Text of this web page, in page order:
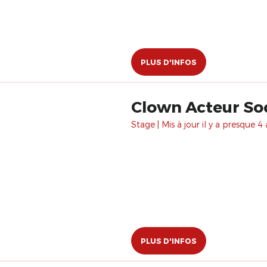
PLUS D'INFOS
Clown Acteur
Stage | Mis à jour il y a presque 4
PLUS D'INFOS